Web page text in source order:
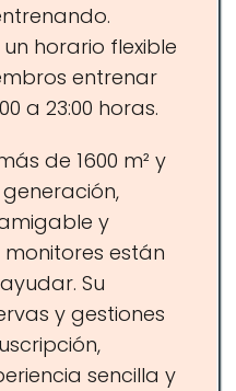
horario flexible
entrenar
a 23:00 horas.
de 1600 m² y
y
están
Su
y gestiones
sencilla y